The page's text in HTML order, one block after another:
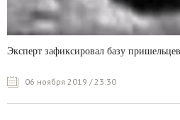
Эксперт зафиксировал базу
06 ноября 2019 / 23:30